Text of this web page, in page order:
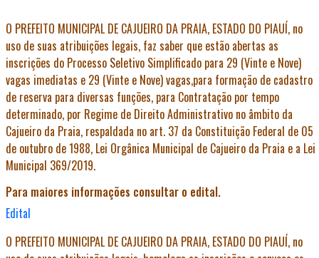
O PREFEITO MUNICIPAL DE CAJUEIRO DA PRAIA, ESTADO DO PIAUÍ, no
uso de suas atribuições legais, faz saber que estão abertas as
inscrições do Processo Seletivo Simplificado para 29 (Vinte e Nove)
vagas imediatas e 29 (Vinte e Nove) vagas,para formação de cadastro
de reserva para diversas funções, para Contratação por tempo
determinado, por Regime de Direito Administrativo no âmbito da
Cajueiro da Praia, respaldada no art. 37 da Constituição Federal de 05
de outubro de 1988, Lei Orgânica Municipal de Cajueiro da Praia e a Lei
Municipal 369/2019.
Para maiores informações consultar o edital.
Edital
O PREFEITO MUNICIPAL DE CAJUEIRO DA PRAIA, ESTADO DO PIAUÍ, no